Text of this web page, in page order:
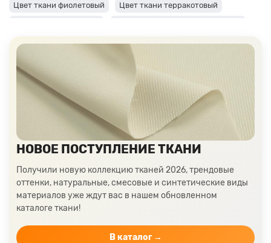
Цвет ткани фиолетовый
Цвет ткани терракотовый
Цвет ткани салатовый
Цвет ткани розовый
Ткани цвета пудра
Ткани персикового цвета
Ткани оранжевого цвета
Ткани оливкового цвета
Цвет ткани мятный
Ткани цвета айвори, молочные оттенки
Ткани лимонного цвета
Ткани красного цвета разных оттенков
Изумрудный цвет ткани
Ткани зеленого цвета
Ткани желтого цвета
Ткани цвета индиго
Цвет ткани бежевый
НОВОЕ ПОСТУПЛЕНИЕ ТКАНИ
Получили новую коллекцию тканей 2026, трендовые
оттенки, натуральные, смесовые и синтетические виды
материалов уже ждут вас в нашем обновленном
каталоге ткани!
В каталог →